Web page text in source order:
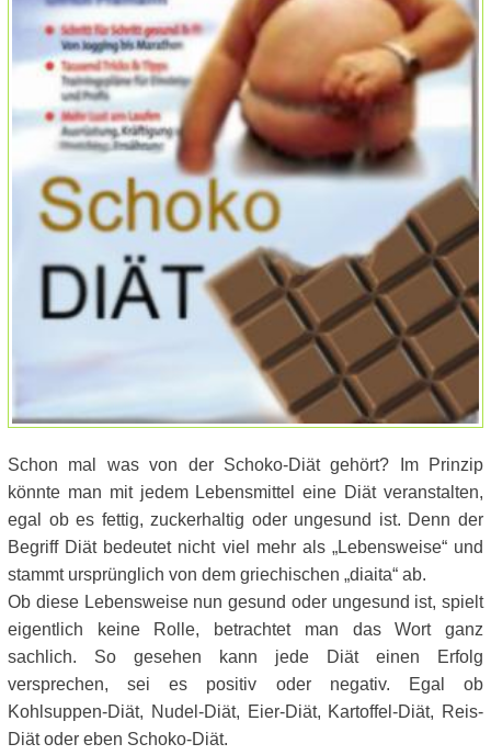
Schon mal was von der Schoko-Diät gehört? Im Prinzip
könnte man mit jedem Lebensmittel eine Diät veranstalten,
egal ob es fettig, zuckerhaltig oder ungesund ist. Denn der
Begriff Diät bedeutet nicht viel mehr als „Lebensweise“ und
stammt ursprünglich von dem griechischen „diaita“ ab.
Ob diese Lebensweise nun gesund oder ungesund ist, spielt
eigentlich keine Rolle, betrachtet man das Wort ganz
sachlich. So gesehen kann jede Diät einen Erfolg
versprechen, sei es positiv oder negativ. Egal ob
Kohlsuppen-Diät, Nudel-Diät, Eier-Diät, Kartoffel-Diät, Reis-
Diät oder eben Schoko-Diät.